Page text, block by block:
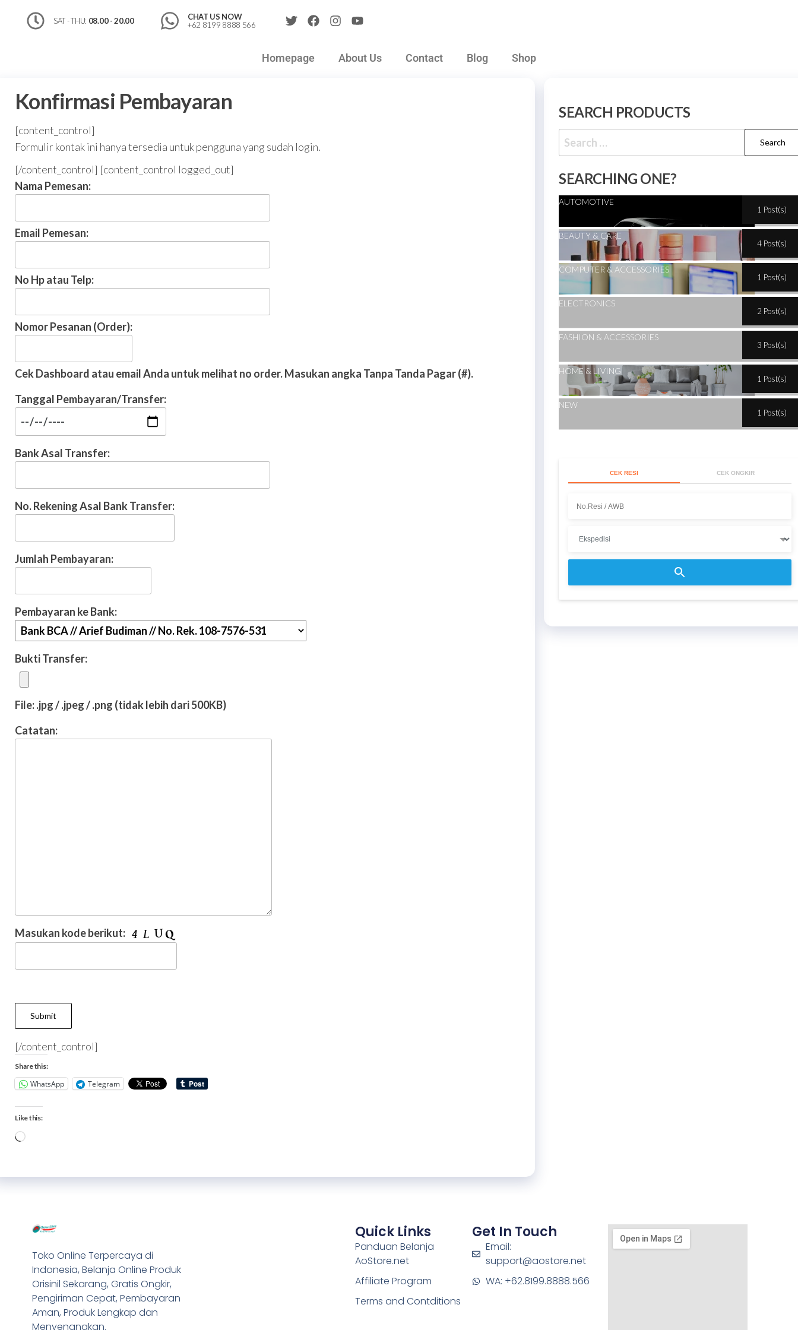
SAT - THU: 08.00 - 20.00
CHAT US NOW
+62 8199 8888 566
Homepage About Us Contact Blog Shop
Konfirmasi Pembayaran
[content_control]
Formulir kontak ini hanya tersedia untuk pengguna yang sudah login.
[/content_control] [content_control logged_out]
Nama Pemesan:
Email Pemesan:
No Hp atau Telp:
Nomor Pesanan (Order):
Cek Dashboard atau email Anda untuk melihat no order. Masukan angka Tanpa Tanda Pagar (#).
Tanggal Pembayaran/Transfer:
Bank Asal Transfer:
No. Rekening Asal Bank Transfer:
Jumlah Pembayaran:
Pembayaran ke Bank:
Bukti Transfer:
File: .jpg / .jpeg / .png (tidak lebih dari 500KB)
Catatan:
Masukan kode berikut:
[/content_control]
Share this:
WhatsApp Telegram
Like this:
SEARCH PRODUCTS
SEARCHING ONE?
AUTOMOTIVE
1 Post(s)
BEAUTY & CARE
4 Post(s)
COMPUTER & ACCESSORIES
1 Post(s)
ELECTRONICS
2 Post(s)
FASHION & ACCESSORIES
3 Post(s)
HOME & LIVING
1 Post(s)
NEW
1 Post(s)
CEK RESI CEK ONGKIR
Toko Online Terpercaya di
Indonesia, Belanja Online Produk
Orisinil Sekarang, Gratis Ongkir,
Pengiriman Cepat, Pembayaran
Aman, Produk Lengkap dan
Menyenangkan.
Quick Links
Panduan Belanja
AoStore.net
Affiliate Program
Terms and Contditions
Get In Touch
Email:
support@aostore.net
WA: +62.8199.8888.566